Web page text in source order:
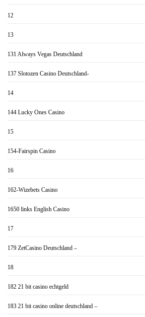
12
13
131 Always Vegas Deutschland
137 Slotozen Casino Deutschland-
14
144 Lucky Ones Casino
15
154-Fairspin Casino
16
162-Wizebets Casino
1650 links English Casino
17
179 ZetCasino Deutschland –
18
182 21 bit casino echtgeld
183 21 bit casino online deutschland –